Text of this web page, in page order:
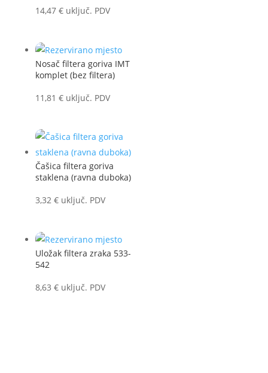
14,47 € uključ. PDV
Nosač filtera goriva IMT
komplet (bez filtera)
11,81 € uključ. PDV
Čašica filtera goriva
staklena (ravna duboka)
3,32 € uključ. PDV
Uložak filtera zraka 533-
542
8,63 € uključ. PDV